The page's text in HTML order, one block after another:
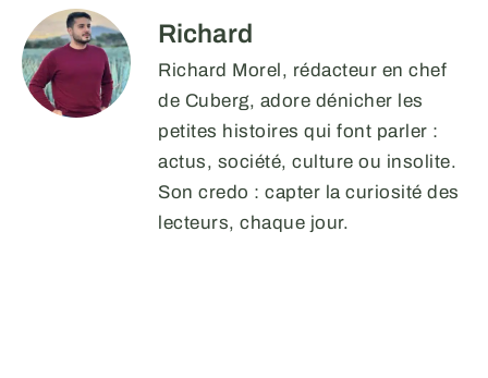
Richard
Richard Morel, rédacteur en chef
de Cuberg, adore dénicher les
petites histoires qui font parler :
actus, société, culture ou insolite.
Son credo : capter la curiosité des
lecteurs, chaque jour.